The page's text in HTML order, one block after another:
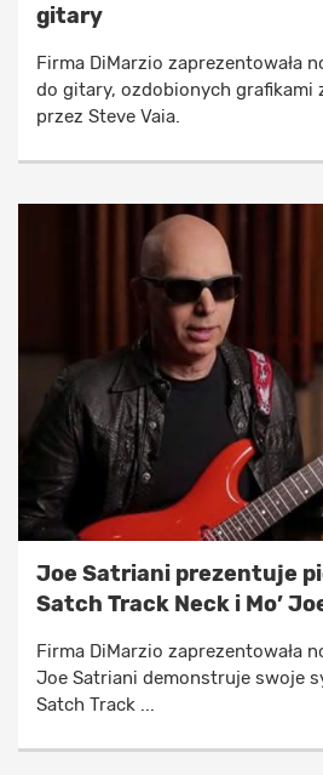
gitary
Firma DiMarzio zaprezentowała
do gitary, ozdobionych grafikami
przez Steve Vaia.
Joe Satriani prezentuje
Satch Track Neck i Mo’
Firma DiMarzio zaprezentowała
Joe Satriani demonstruje swoje
Satch Track ...